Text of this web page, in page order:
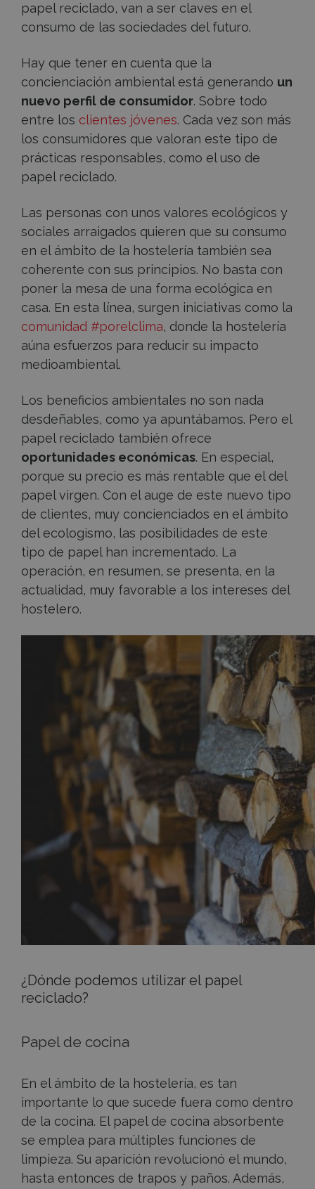
papel reciclado, van a ser claves en el
consumo de las sociedades del futuro.
Hay que tener en cuenta que la
concienciación ambiental está generando un
nuevo perfil de consumidor. Sobre todo
entre los clientes jóvenes. Cada vez son más
los consumidores que valoran este tipo de
prácticas responsables, como el uso de
papel reciclado.
Las personas con unos valores ecológicos y
sociales arraigados quieren que su consumo
en el ámbito de la hostelería también sea
coherente con sus principios. No basta con
poner la mesa de una forma ecológica en
casa. En esta línea, surgen iniciativas como la
comunidad #porelclima, donde la hostelería
aúna esfuerzos para reducir su impacto
medioambiental.
Los beneficios ambientales no son nada
desdeñables, como ya apuntábamos. Pero el
papel reciclado también ofrece
oportunidades económicas. En especial,
porque su precio es más rentable que el del
papel virgen. Con el auge de este nuevo tipo
de clientes, muy concienciados en el ámbito
del ecologismo, las posibilidades de este
tipo de papel han incrementado. La
operación, en resumen, se presenta, en la
actualidad, muy favorable a los intereses del
hostelero.
¿Dónde podemos utilizar el papel
reciclado?
Papel de cocina
En el ámbito de la hostelería, es tan
importante lo que sucede fuera como dentro
de la cocina. El papel de cocina absorbente
se emplea para múltiples funciones de
limpieza. Su aparición revolucionó el mundo,
hasta entonces de trapos y paños. Además,